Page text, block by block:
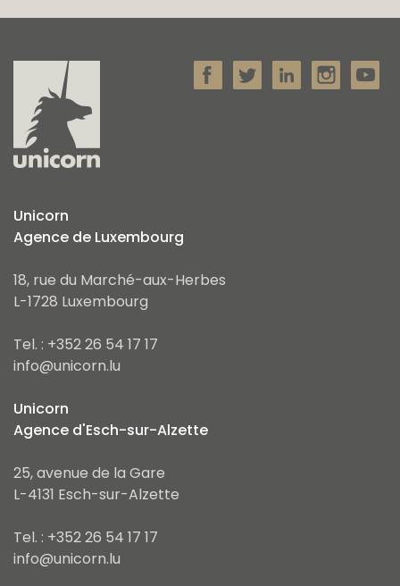
Unicorn
Agence de Luxembourg
18, rue du Marché-aux-Herbes
L-1728 Luxembourg
Tel. : +352 26 54 17 17
info@unicorn.lu
Unicorn
Agence d'Esch-sur-Alzette
25, avenue de la Gare
L-4131 Esch-sur-Alzette
Tel. : +352 26 54 17 17
info@unicorn.lu